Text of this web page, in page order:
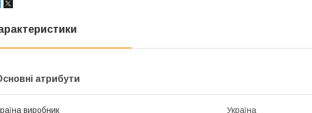
атрибути
виробник Україна